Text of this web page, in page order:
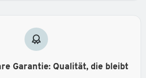
Garantie: Qualität, die bleibt